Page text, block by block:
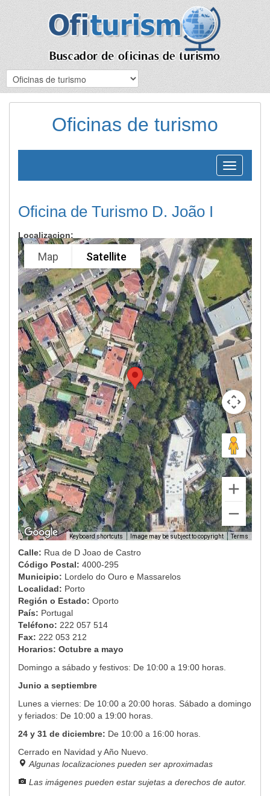
Oficinas de turismo
Toggle
navigation
Oficina de Turismo D. João I
Localizacion:
Map Satellite
Keyboard shortcuts Image may be subject to copyright Terms
Calle: Rua de D Joao de Castro
Código Postal: 4000-295
Municipio: Lordelo do Ouro e Massarelos
Localidad: Porto
Región o Estado: Oporto
País: Portugal
Teléfono: 222 057 514
Fax: 222 053 212
Horarios: Octubre a mayo
Domingo a sábado y festivos: De 10:00 a 19:00 horas.
Junio a septiembre
Lunes a viernes: De 10:00 a 20:00 horas. Sábado a domingo
y feriados: De 10:00 a 19:00 horas.
24 y 31 de diciembre: De 10:00 a 16:00 horas.
Cerrado en Navidad y Año Nuevo.
Algunas localizaciones pueden ser aproximadas
Las imágenes pueden estar sujetas a derechos de autor.